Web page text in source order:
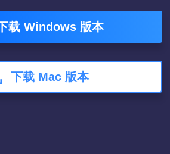
载 Windows 版本
下载 Mac 版本